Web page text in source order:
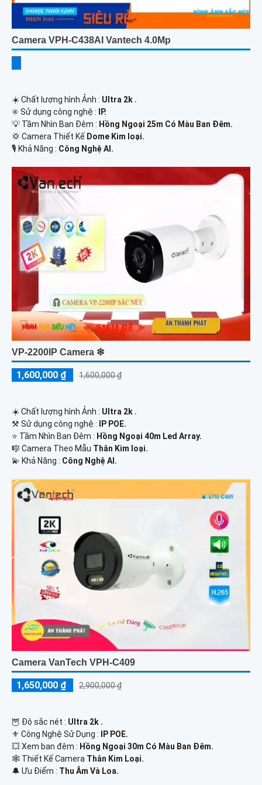
Camera VPH-C438AI Vantech 4.0Mp
☀️ Chất lượng hình Ảnh : Ultra 2k .
✳️ Sử dụng công nghệ :
IP.
💡 Tầm Nhìn Ban Đêm : Hồng Ngoại 25m Có Màu Ban Ðêm.
💢 Camera Thiết Kế Dome Kim loại.
️🎙 Khả Năng : Công Nghệ AI.
VP-2200IP Camera ❇
1,600,000 ₫ 1,600,000 ₫
☀️ Chất lượng hình Ảnh : Ultra 2k .
⚒ Sử dụng công nghệ :
IP POE.
⭐ Tầm Nhìn Ban Đêm : Hồng Ngoại 40m Led Array.
🎼️ Camera Theo Mẫu Thân Kim loại.
️💫 Khả Năng : Công Nghệ AI.
Camera VanTech VPH-C409
1,650,000 ₫ 2,900,000 ₫
🦉 Độ sắc nét : Ultra 2k .
⚜️ Công Nghệ Sử Dụng :
IP POE.
💥 Xem ban đêm : Hồng Ngoại 30m Có Màu Ban Đêm.
🕸️ Thiết Kế Camera Thân Kim Loại.
️🔔 Ưu Điểm : Thu Âm Và Loa.